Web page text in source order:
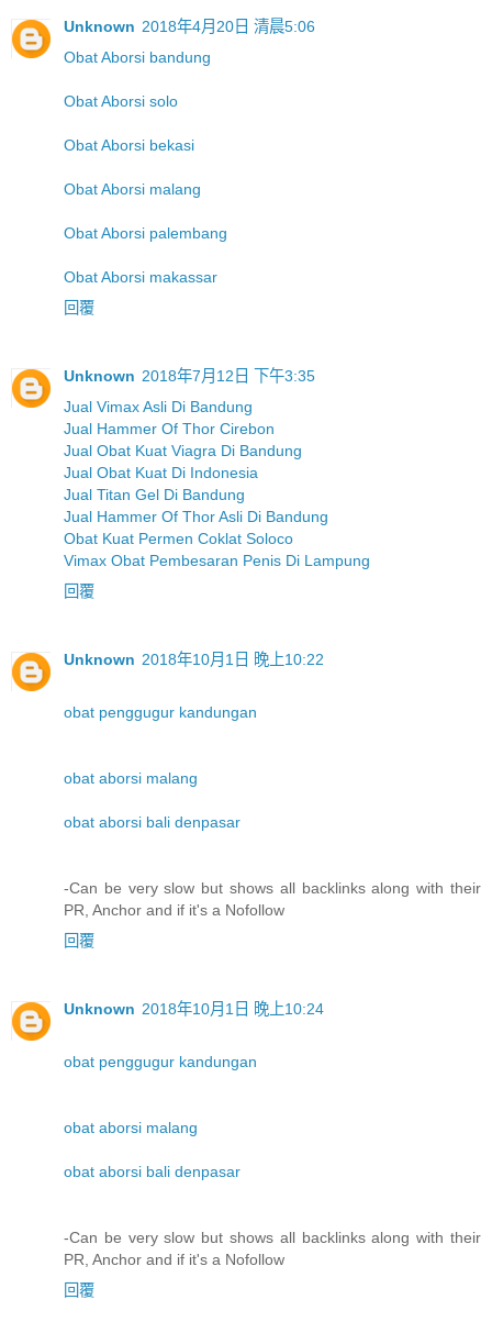
Unknown 2018年4月20日 清晨5:06
Obat Aborsi bandung
Obat Aborsi solo
Obat Aborsi bekasi
Obat Aborsi malang
Obat Aborsi palembang
Obat Aborsi makassar
回覆
Unknown 2018年7月12日 下午3:35
Jual Vimax Asli Di Bandung
Jual Hammer Of Thor Cirebon
Jual Obat Kuat Viagra Di Bandung
Jual Obat Kuat Di Indonesia
Jual Titan Gel Di Bandung
Jual Hammer Of Thor Asli Di Bandung
Obat Kuat Permen Coklat Soloco
Vimax Obat Pembesaran Penis Di Lampung
回覆
Unknown 2018年10月1日 晚上10:22
obat penggugur kandungan
obat aborsi malang
obat aborsi bali denpasar
-Can be very slow but shows all backlinks along with their
PR, Anchor and if it's a Nofollow
回覆
Unknown 2018年10月1日 晚上10:24
obat penggugur kandungan
obat aborsi malang
obat aborsi bali denpasar
-Can be very slow but shows all backlinks along with their
PR, Anchor and if it's a Nofollow
回覆